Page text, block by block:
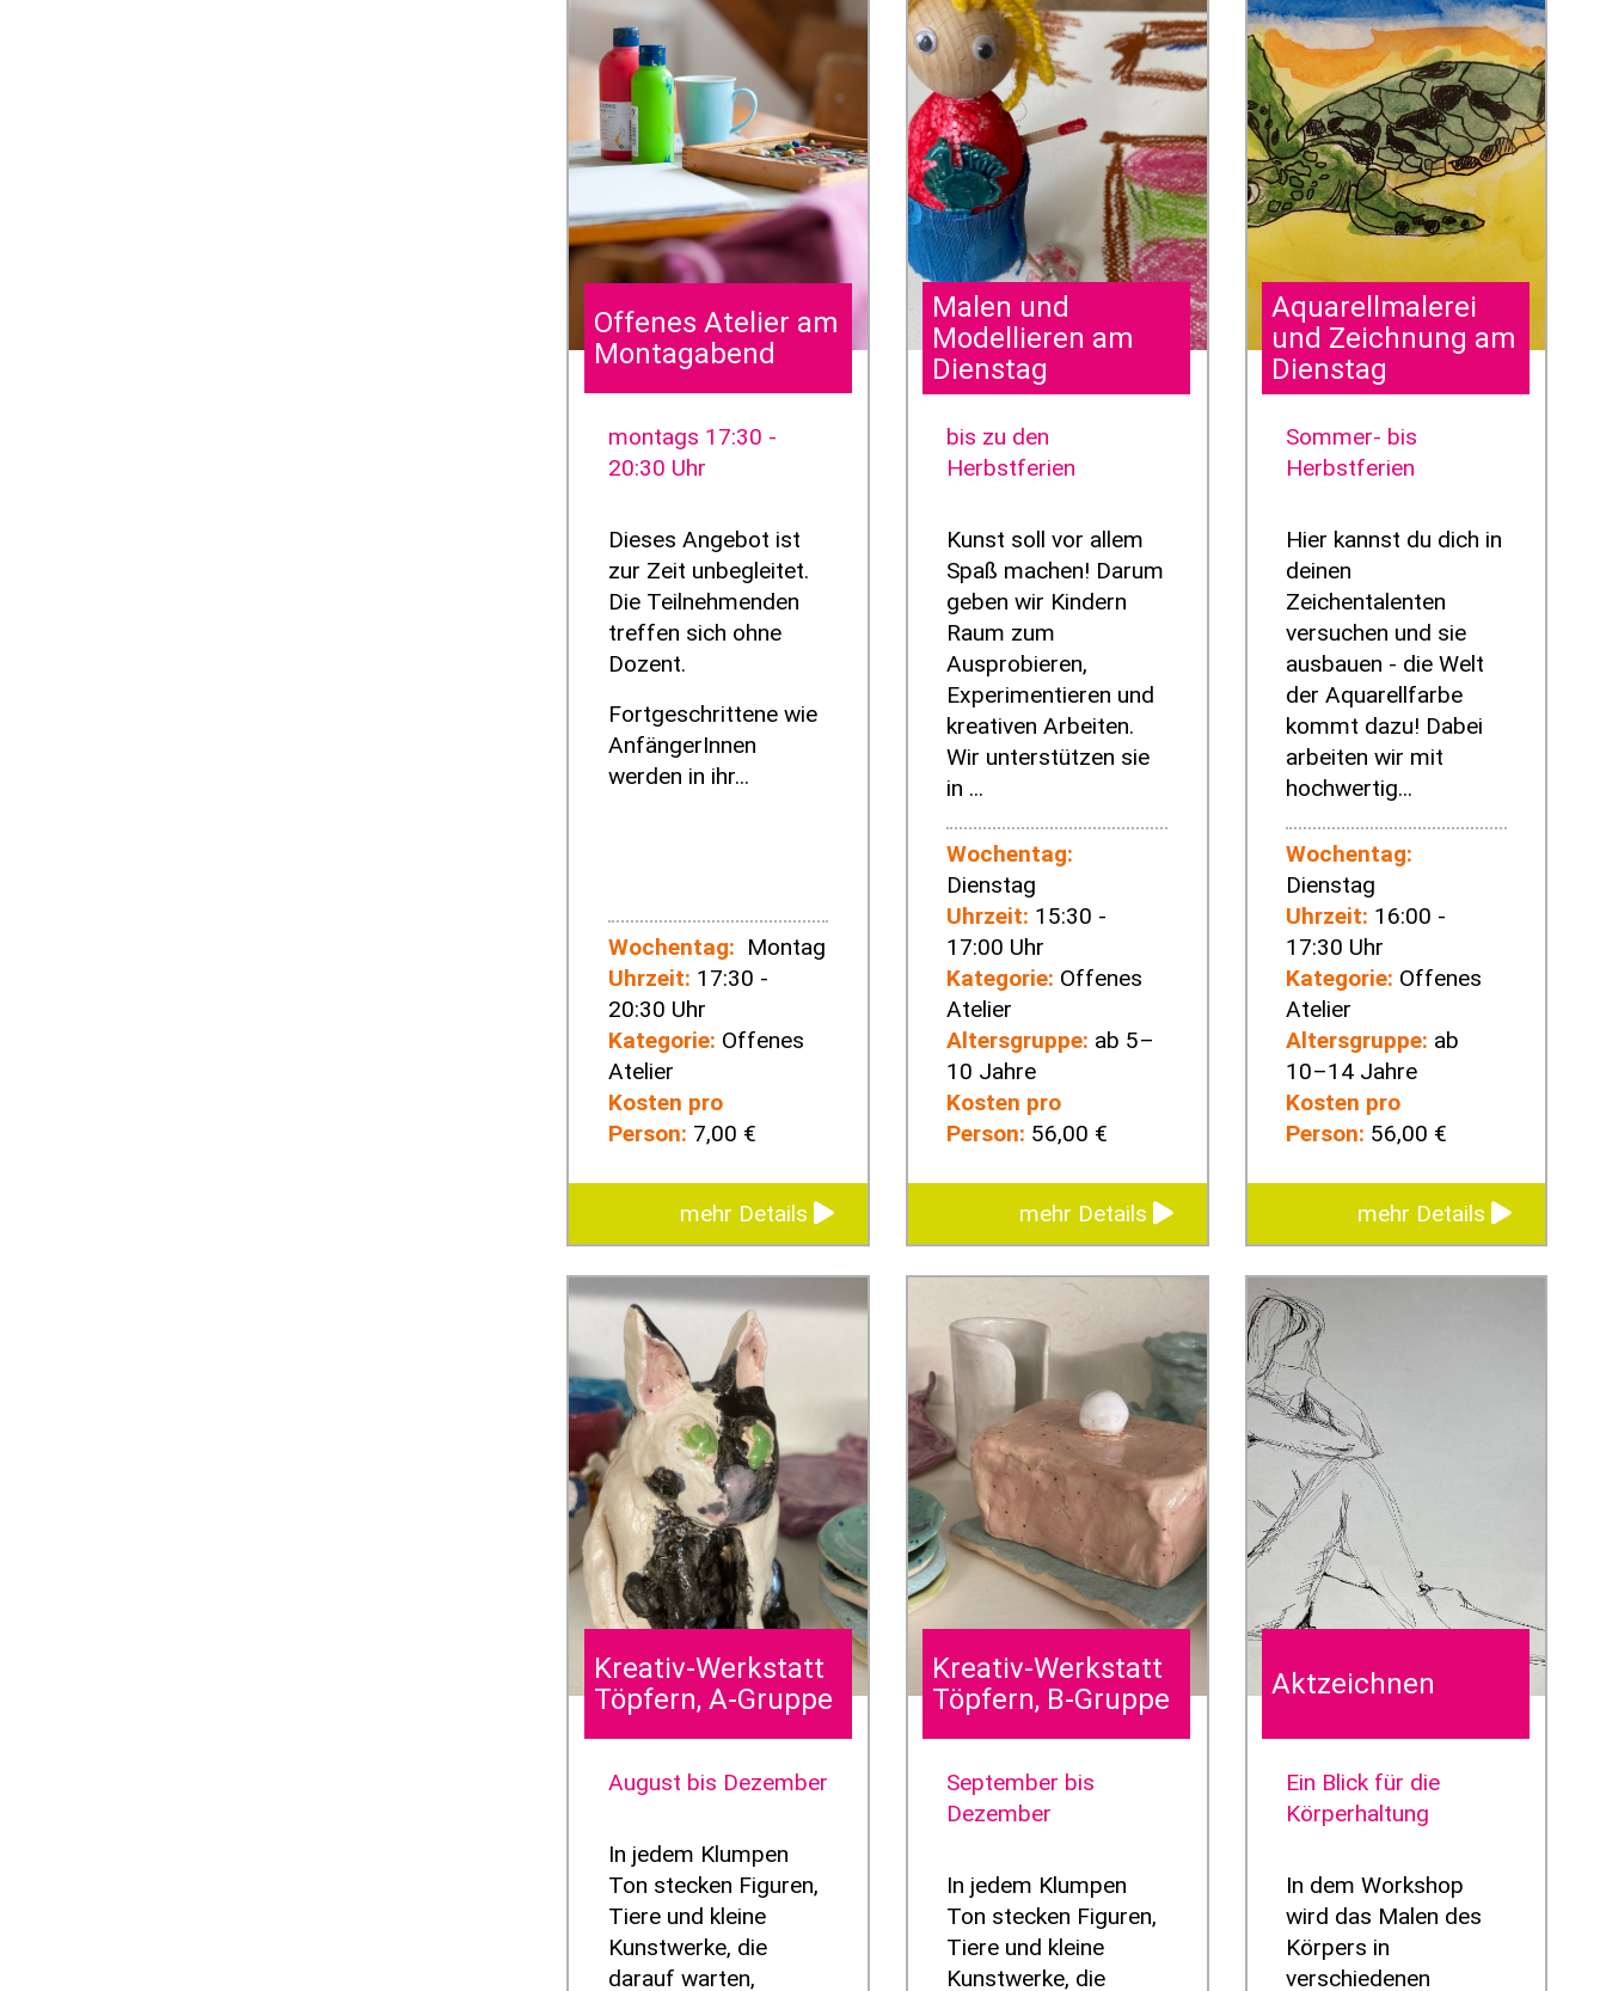
Offenes Atelier am
Montagabend
montags 17:30 -
20:30 Uhr
Dieses Angebot ist
zur Zeit unbegleitet.
Die Teilnehmenden
treffen sich ohne
Dozent.
Fortgeschrittene wie
AnfängerInnen
werden in ihr...
Wochentag: Montag
Uhrzeit: 17:30 -
20:30 Uhr
Kategorie: Offenes
Atelier
Kosten pro
Person: 7,00 €
mehr Details
Malen und
Modellieren am
Dienstag
bis zu den
Herbstferien
Kunst soll vor allem
Spaß machen! Darum
geben wir Kindern
Raum zum
Ausprobieren,
Experimentieren und
kreativen Arbeiten.
Wir unterstützen sie
in ...
Wochentag:
Dienstag
Uhrzeit: 15:30 -
17:00 Uhr
Kategorie: Offenes
Atelier
Altersgruppe: ab 5–
10 Jahre
Kosten pro
Person: 56,00 €
mehr Details
Aquarellmalerei
und Zeichnung am
Dienstag
Sommer- bis
Herbstferien
Hier kannst du dich in
deinen
Zeichentalenten
versuchen und sie
ausbauen - die Welt
der Aquarellfarbe
kommt dazu! Dabei
arbeiten wir mit
hochwertig...
Wochentag:
Dienstag
Uhrzeit: 16:00 -
17:30 Uhr
Kategorie: Offenes
Atelier
Altersgruppe: ab
10–14 Jahre
Kosten pro
Person: 56,00 €
mehr Details
Kreativ-Werkstatt
Töpfern, A-Gruppe
August bis Dezember
In jedem Klumpen
Ton stecken Figuren,
Tiere und kleine
Kunstwerke, die
darauf warten,
Kreativ-Werkstatt
Töpfern, B-Gruppe
September bis
Dezember
In jedem Klumpen
Ton stecken Figuren,
Tiere und kleine
Kunstwerke, die
Aktzeichnen
Ein Blick für die
Körperhaltung
In dem Workshop
wird das Malen des
Körpers in
verschiedenen